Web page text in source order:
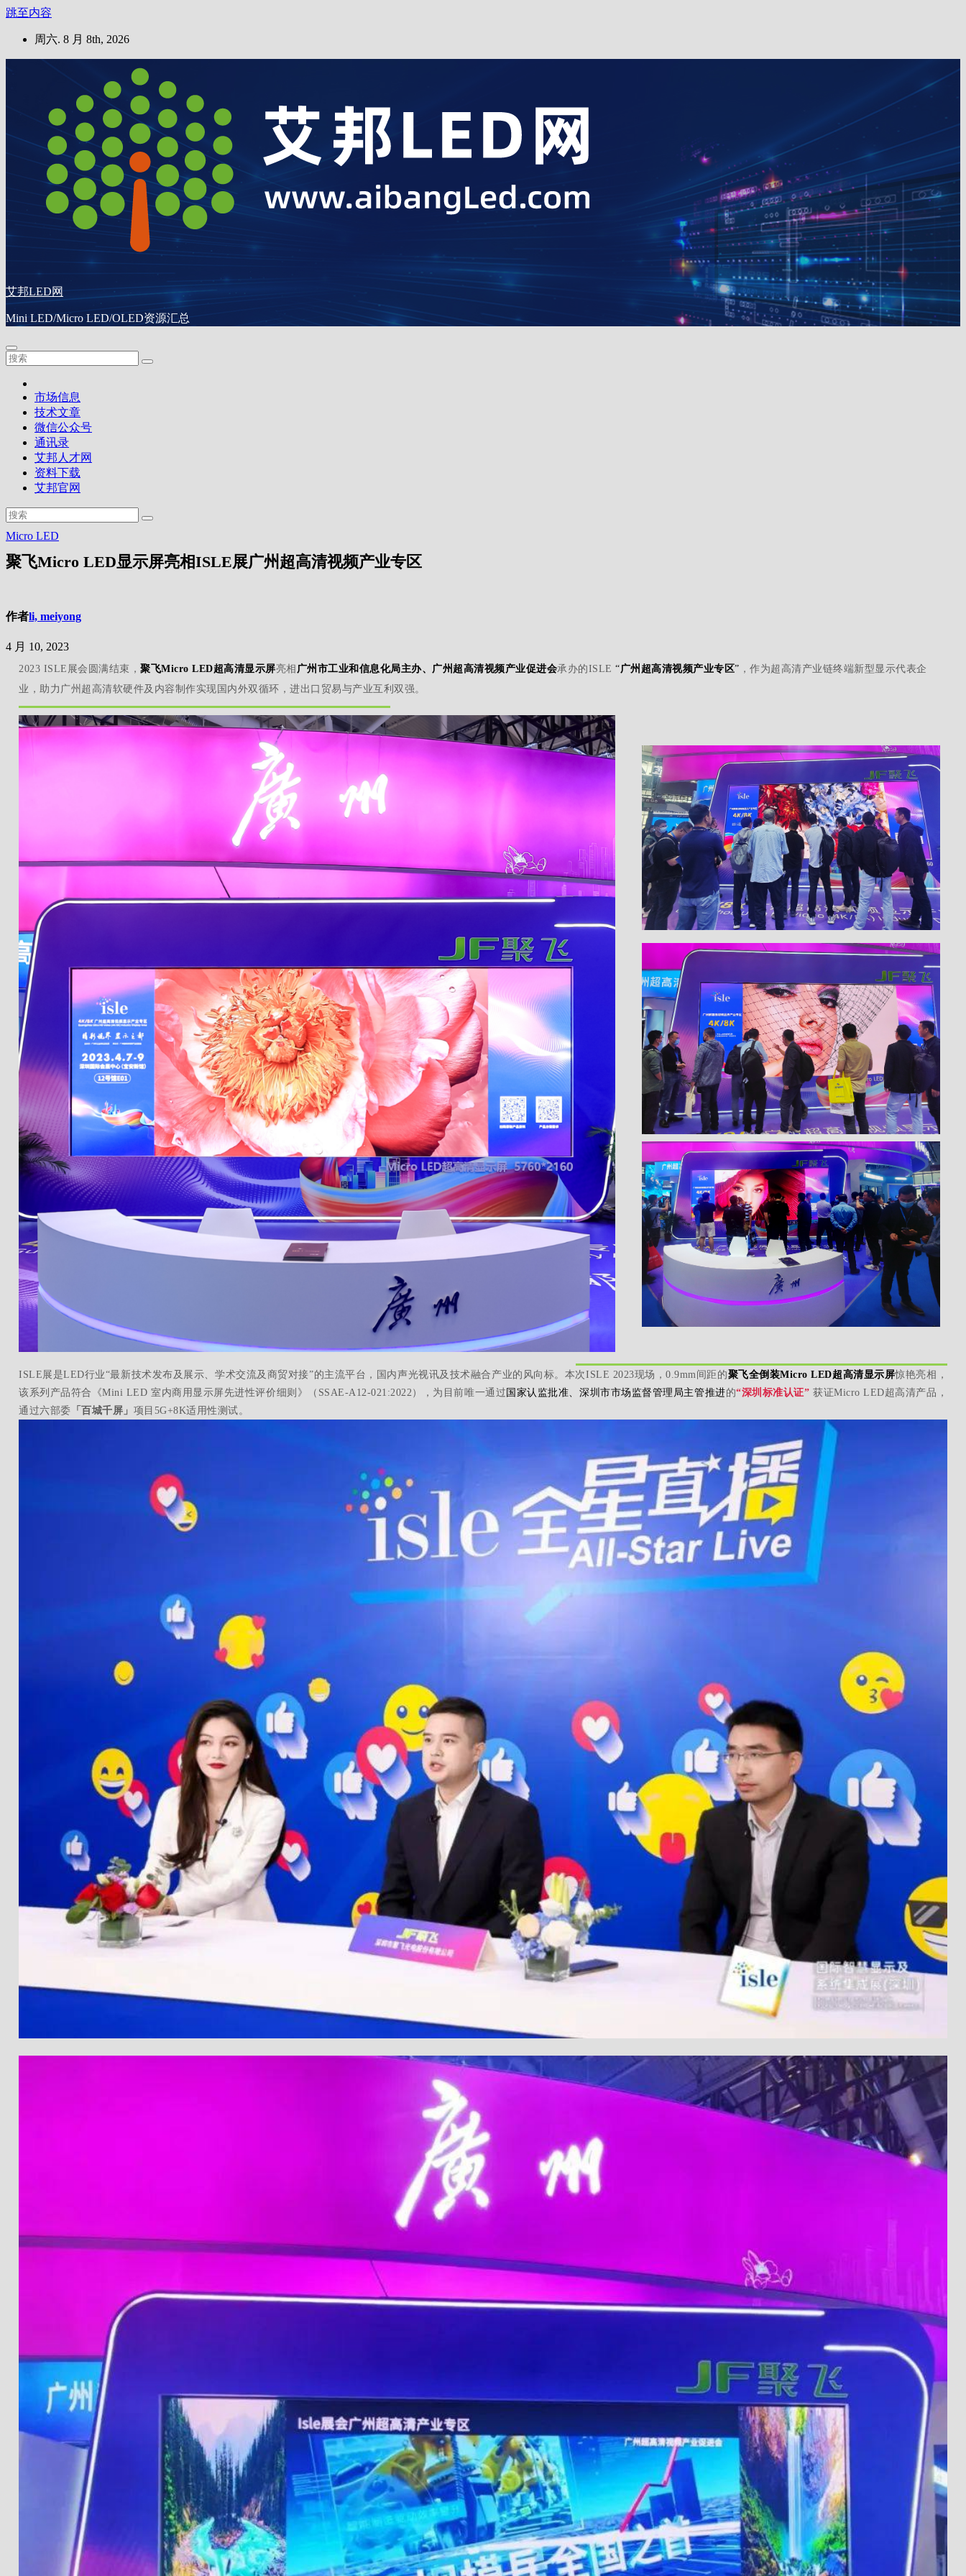
跳至内容
周六. 8 月 8th, 2026
艾邦LED网
Mini LED/Micro LED/OLED资源汇总
市场信息
技术文章
微信公众号
通讯录
艾邦人才网
资料下载
艾邦官网
Micro LED
聚飞Micro LED显示屏亮相ISLE展广州超高清视频产业专区
作者li, meiyong
4 月 10, 2023
2023 ISLE展会圆满结束， 聚飞Micro LED超高清显示屏亮相 广州市工业和信息化局主办、广州超高清视频产业促进会承办的ISLE “广州超高清视频产业专区” ，作为超高清产业链终端新型显示代表企
业，助力广州超高清软硬件及内容制作实现国内外双循环，进出口贸易与产业互利双强。
ISLE展是LED行业“最新技术发布及展示、学术交流及商贸对接”的主流平台，国内声光视讯及技术融合产业的风向标。本次ISLE 2023现场，0.9mm间距的聚飞全倒装Micro LED超高清显示屏惊艳亮相，
该系列产品符合《Mini LED 室内商用显示屏先进性评价细则》（SSAE-A12-021:2022），为目前唯一通过 国家认监批准、深圳市市场监督管理局主管推进的“深圳标准认证” 获证Micro LED超高清产品，
通过六部委 「百城千屏」 项目5G+8K适用性测试。